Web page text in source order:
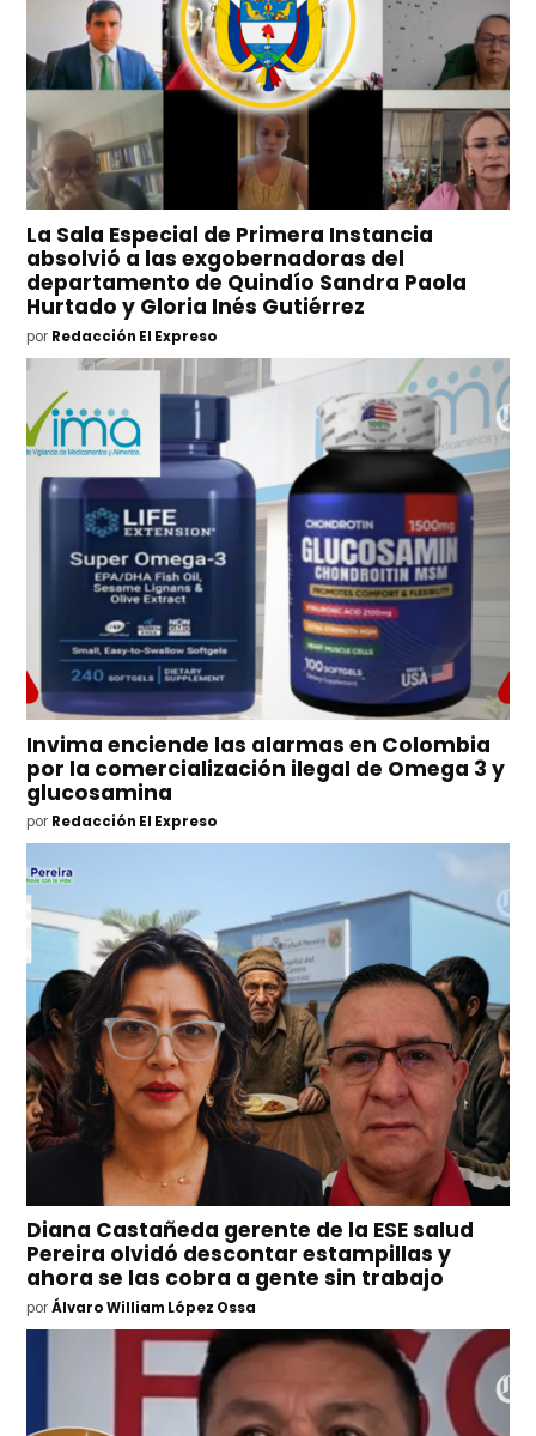
La Sala Especial de Primera Instancia
absolvió a las exgobernadoras del
departamento de Quindío Sandra Paola
Hurtado y Gloria Inés Gutiérrez
por Redacción El Expreso
Invima enciende las alarmas en Colombia
por la comercialización ilegal de Omega 3 y
glucosamina
por Redacción El Expreso
Diana Castañeda gerente de la ESE salud
Pereira olvidó descontar estampillas y
ahora se las cobra a gente sin trabajo
por Álvaro William López Ossa